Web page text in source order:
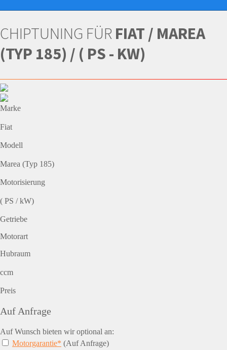
CHIPTUNING FÜR FIAT / MAREA
(TYP 185) / ( PS - KW)
Marke
Fiat
Modell
Marea (Typ 185)
Motorisierung
( PS / kW)
Getriebe
Motorart
Hubraum
ccm
Preis
Auf Anfrage
Auf Wunsch bieten wir optional an:
Motorgarantie* (Auf Anfrage)